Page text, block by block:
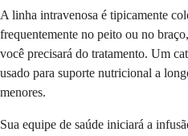
A linha intravenosa é tipicamente
frequentemente no peito ou no
você precisará do tratamento. Um
usado para suporte nutricional a
menores.
Sua equipe de saúde iniciará a